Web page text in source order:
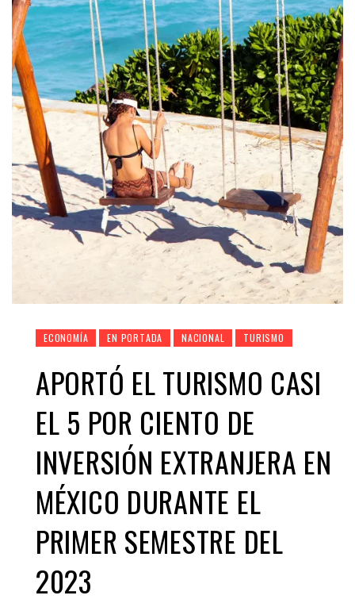
ECONOMÍA EN PORTADA NACIONAL TURISMO
APORTÓ EL TURISMO CASI
EL 5 POR CIENTO DE
INVERSIÓN EXTRANJERA EN
MÉXICO DURANTE EL
PRIMER SEMESTRE DEL
2023